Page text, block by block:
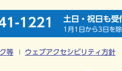
1221 土日・祝日も受
1月1日から3日を除
等 ウェブアクセシビリティ方針